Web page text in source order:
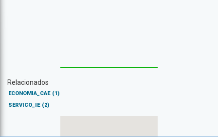
Relacionados
ECONOMIA_CAE (1)
SERVICO_IE (2)